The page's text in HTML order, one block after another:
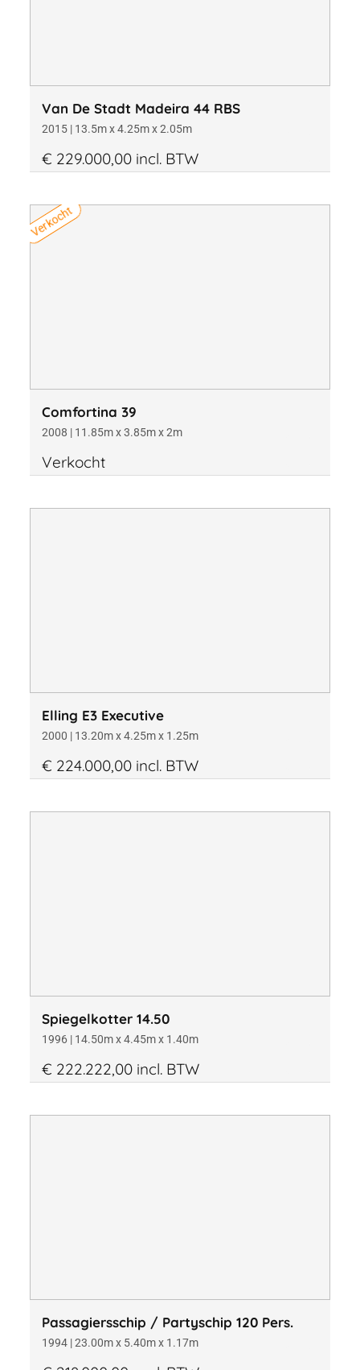
Van De Stadt Madeira 44 RBS
2015 | 13.5m x 4.25m x 2.05m
€ 229.000,00 incl. BTW
Verkocht
Comfortina 39
2008 | 11.85m x 3.85m x 2m
Verkocht
Elling E3 Executive
2000 | 13.20m x 4.25m x 1.25m
€ 224.000,00 incl. BTW
Spiegelkotter 14.50
1996 | 14.50m x 4.45m x 1.40m
€ 222.222,00 incl. BTW
Passagiersschip / Partyschip 120 Pers.
1994 | 23.00m x 5.40m x 1.17m